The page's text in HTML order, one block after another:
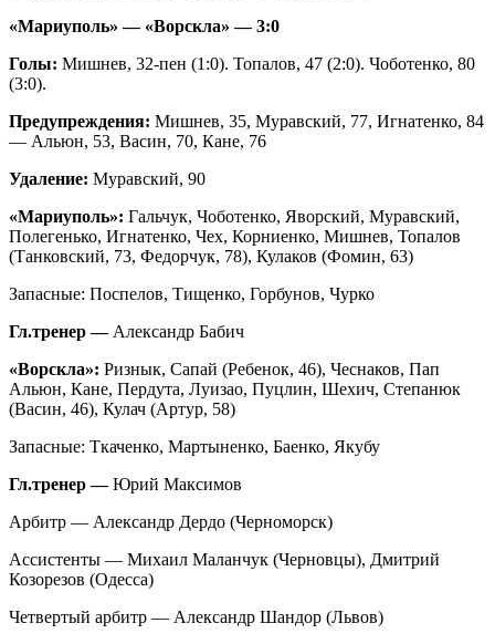
«Мариуполь» — «Ворскла» — 3:0
Голы: Мишнев, 32-пен (1:0). Топалов, 47 (2:0). Чоботенко, 80
(3:0).
Предупреждения: Мишнев, 35, Муравский, 77, Игнатенко, 84
— Альюн, 53, Васин, 70, Кане, 76
Удаление: Муравский, 90
«Мариуполь»: Гальчук, Чоботенко, Яворский, Муравский,
Полегенько, Игнатенко, Чех, Корниенко, Мишнев, Топалов
(Танковский, 73, Федорчук, 78), Кулаков (Фомин, 63)
Запасные: Поспелов, Тищенко, Горбунов, Чурко
Гл.тренер — Александр Бабич
«Ворскла»: Ризнык, Сапай (Ребенок, 46), Чеснаков, Пап
Альюн, Кане, Пердута, Луизао, Пуцлин, Шехич, Степанюк
(Васин, 46), Кулач (Артур, 58)
Запасные: Ткаченко, Мартыненко, Баенко, Якубу
Гл.тренер —Юрий Максимов
Арбитр — Александр Дердо (Черноморск)
Ассистенты — Михаил Маланчук (Черновцы), Дмитрий
Козорезов (Одесса)
Четвертый арбитр — Александр Шандор (Львов)